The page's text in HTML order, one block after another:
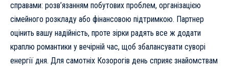
справами: розв’язанням побутових проблем, організацією
сімейного розкладу або фінансовою підтримкою. Партнер
оцінить вашу надійність, проте зірки радять все ж додати
краплю романтики у вечірній час, щоб збалансувати суворі
енергії дня. Для самотніх Козорогів день сприяє знайомствам